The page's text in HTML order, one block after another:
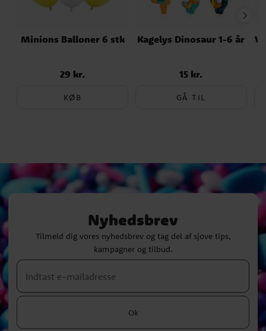
Minions Balloner 6 stk
Pris: 29 kr.
29 kr.
KØB
Kagelys Dinosaur 1-6 år
Pris: 15 kr.
15 kr.
GÅ TIL
Nyhedsbrev
Tilmeld dig vores nyhedsbrev og tag del af sjove tips,
kampagner og tilbud.
Ok